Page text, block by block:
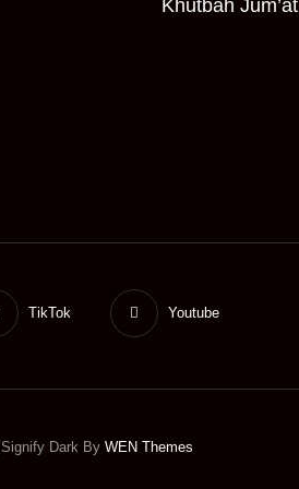
Khutbah Jum’at
TikTok Youtube
Signify Dark By WEN Themes